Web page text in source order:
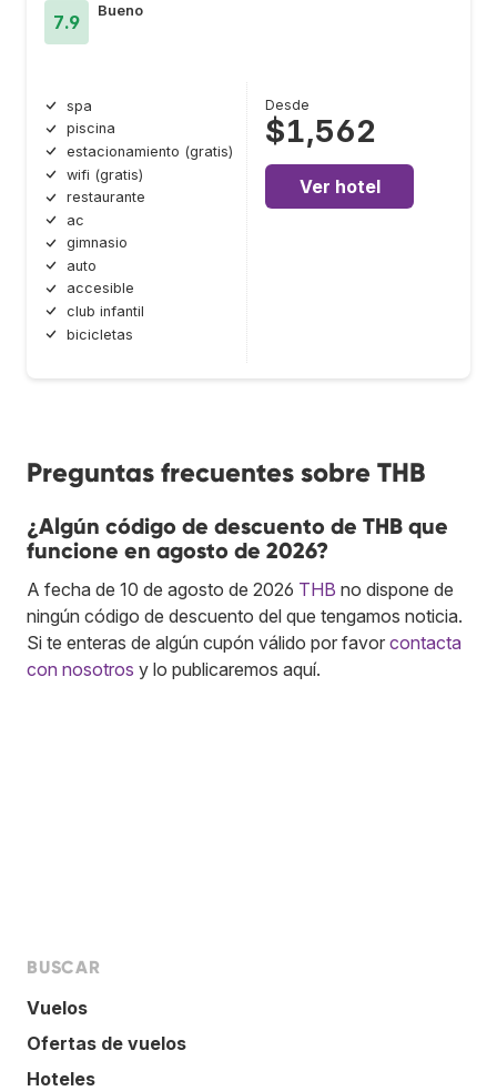
7.9
Bueno
spa
piscina
estacionamiento (gratis)
wifi (gratis)
restaurante
ac
gimnasio
auto
accesible
club infantil
bicicletas
Desde
$1,562
Ver hotel
Preguntas frecuentes sobre THB
¿Algún código de descuento de THB que
funcione en agosto de 2026?
A fecha de 10 de agosto de 2026 THB no dispone de
ningún código de descuento del que tengamos noticia.
Si te enteras de algún cupón válido por favor contacta
con nosotros y lo publicaremos aquí.
BUSCAR
Vuelos
Ofertas de vuelos
Hoteles